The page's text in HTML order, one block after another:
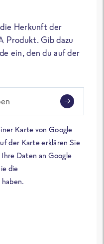
Herkunft der
Produkt. Gib dazu
ein, den du auf der
Karte von Google
der Karte erklären Sie
Daten an Google
die